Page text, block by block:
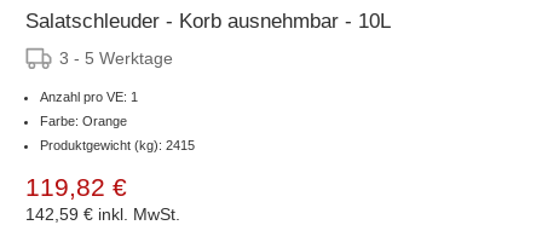
Salatschleuder - Korb ausnehmbar - 10L
3 - 5 Werktage
Anzahl pro VE: 1
Farbe: Orange
Produktgewicht (kg): 2415
119,82 €
142,59 € inkl. MwSt.